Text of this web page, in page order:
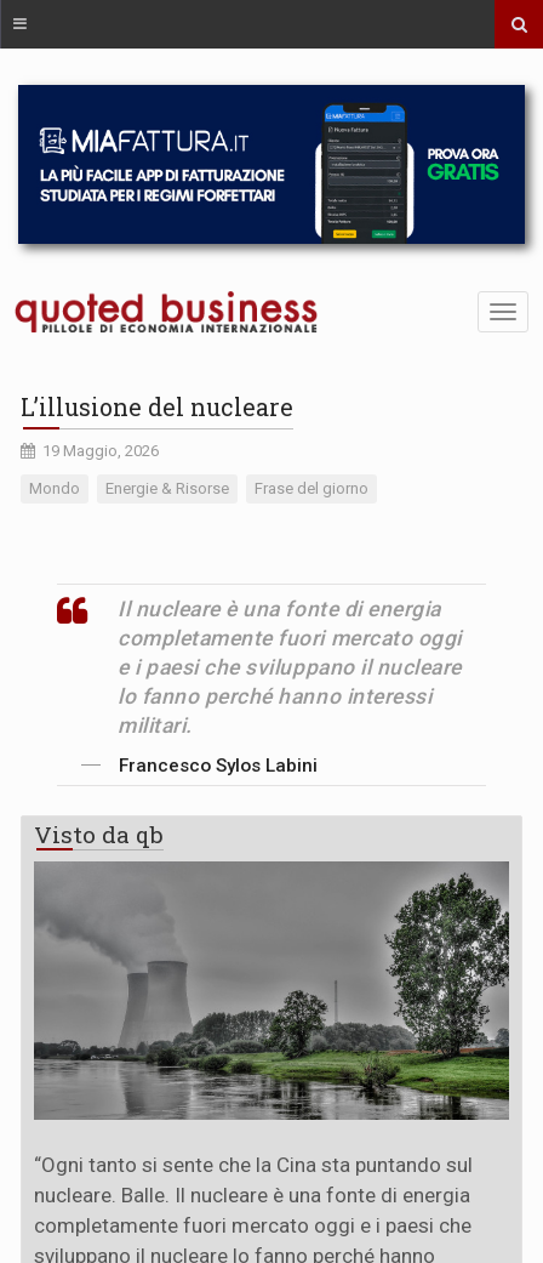
L’illusione del nucleare
19 Maggio, 2026
Mondo Energie & Risorse Frase del giorno
Il nucleare è una fonte di energia
completamente fuori mercato oggi
e i paesi che sviluppano il nucleare
lo fanno perché hanno interessi
militari.
Francesco Sylos Labini
Visto da qb
“Ogni tanto si sente che la Cina sta puntando sul
nucleare. Balle. Il nucleare è una fonte di energia
completamente fuori mercato oggi e i paesi che
sviluppano il nucleare lo fanno perché hanno